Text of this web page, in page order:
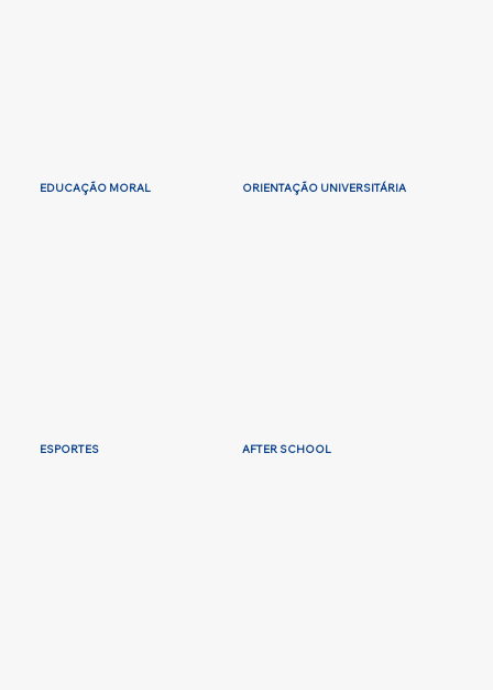
EDUCAÇÃO MORAL ORIENTAÇÃO UNIVERSITÁRIA
ESPORTES AFTER SCHOOL